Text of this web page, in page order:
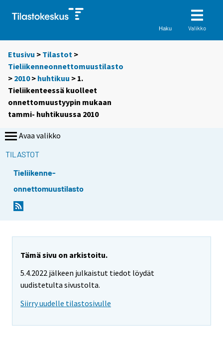
Haku Valikko
Etusivu > Tilastot >
Tieliikenneonnettomuustilasto
> 2010> huhtikuu > 1.
Tieliikenteessä kuolleet
onnettomuustyypin mukaan
tammi- huhtikuussa 2010
Avaa valikko
TILASTOT
Tieliikenne-
onnettomuustilasto
Tämä sivu on arkistoitu.
5.4.2022 jälkeen julkaistut tiedot löydät
uudistetulta sivustolta.
Siirry uudelle tilastosivulle